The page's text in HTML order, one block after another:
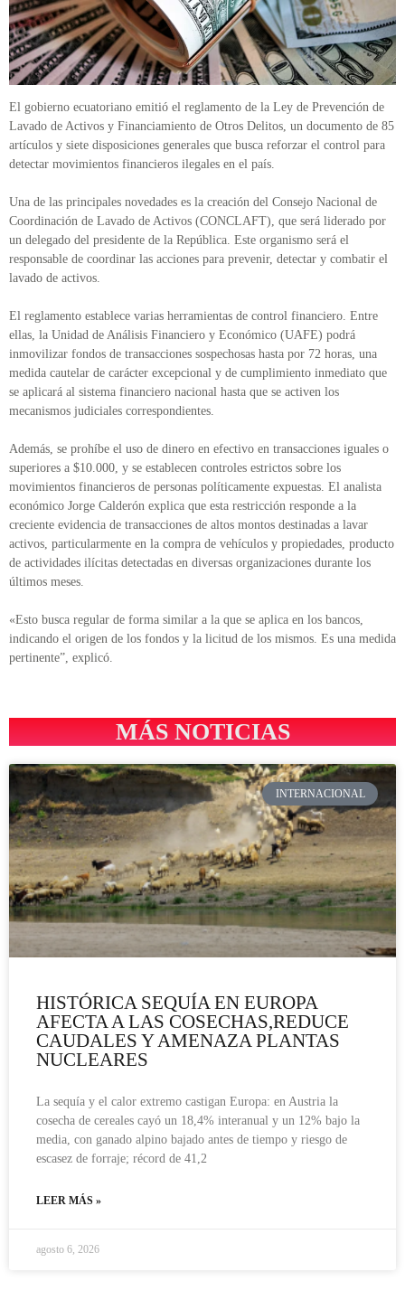
El gobierno ecuatoriano emitió el reglamento de la Ley de Prevención de
Lavado de Activos y Financiamiento de Otros Delitos, un documento de 85
artículos y siete disposiciones generales que busca reforzar el control para
detectar movimientos financieros ilegales en el país.
Una de las principales novedades es la creación del Consejo Nacional de
Coordinación de Lavado de Activos (CONCLAFT), que será liderado por
un delegado del presidente de la República. Este organismo será el
responsable de coordinar las acciones para prevenir, detectar y combatir el
lavado de activos.
El reglamento establece varias herramientas de control financiero. Entre
ellas, la Unidad de Análisis Financiero y Económico (UAFE) podrá
inmovilizar fondos de transacciones sospechosas hasta por 72 horas, una
medida cautelar de carácter excepcional y de cumplimiento inmediato que
se aplicará al sistema financiero nacional hasta que se activen los
mecanismos judiciales correspondientes.
Además, se prohíbe el uso de dinero en efectivo en transacciones iguales o
superiores a $10.000, y se establecen controles estrictos sobre los
movimientos financieros de personas políticamente expuestas. El analista
económico Jorge Calderón explica que esta restricción responde a la
creciente evidencia de transacciones de altos montos destinadas a lavar
activos, particularmente en la compra de vehículos y propiedades, producto
de actividades ilícitas detectadas en diversas organizaciones durante los
últimos meses.
«Esto busca regular de forma similar a la que se aplica en los bancos,
indicando el origen de los fondos y la licitud de los mismos. Es una medida
pertinente”, explicó.
MÁS NOTICIAS
INTERNACIONAL
HISTÓRICA SEQUÍA EN EUROPA
AFECTA A LAS COSECHAS,REDUCE
CAUDALES Y AMENAZA PLANTAS
NUCLEARES
La sequía y el calor extremo castigan Europa: en Austria la
cosecha de cereales cayó un 18,4% interanual y un 12% bajo la
media, con ganado alpino bajado antes de tiempo y riesgo de
escasez de forraje; récord de 41,2
LEER MÁS »
agosto 6, 2026